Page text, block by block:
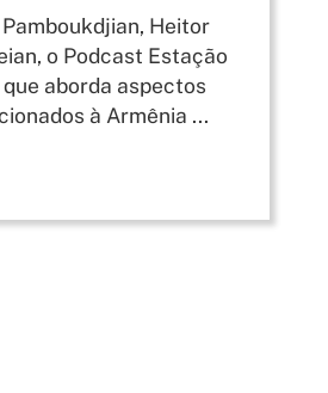
Heitor
o Podcast Estação
aborda aspectos
à Armênia ...